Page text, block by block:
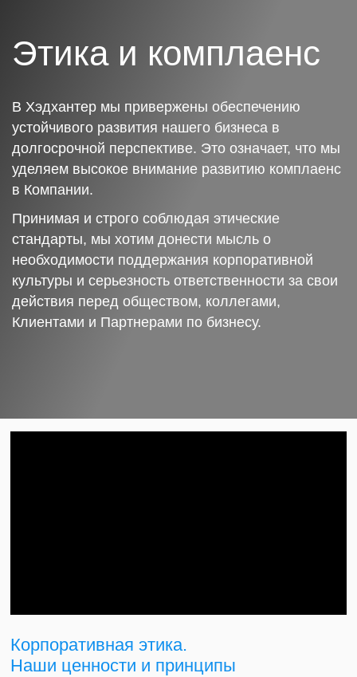
Этика и комплаенс
В Хэдхантер мы привержены обеспечению
устойчивого развития нашего бизнеса в
долгосрочной перспективе. Это означает, что мы
уделяем высокое внимание развитию комплаенс
в Компании.
Принимая и строго соблюдая этические
стандарты, мы хотим донести мысль о
необходимости поддержания корпоративной
культуры и серьезность ответственности за свои
действия перед обществом, коллегами,
Клиентами и Партнерами по бизнесу.
Корпоративная этика.
Наши ценности и принципы